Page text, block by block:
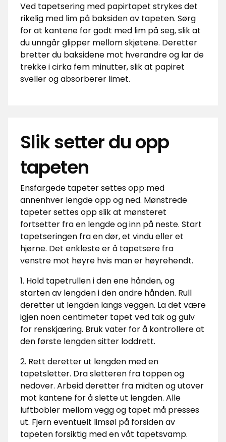
Ved tapetsering med papirtapet strykes det
rikelig med lim på baksiden av tapeten. Sørg
for at kantene for godt med lim på seg, slik at
du unngår glipper mellom skjøtene. Deretter
bretter du baksidene mot hverandre og lar de
trekke i cirka fem minutter, slik at papiret
sveller og absorberer limet.
Slik setter du opp
tapeten
Ensfargede tapeter settes opp med
annenhver lengde opp og ned. Mønstrede
tapeter settes opp slik at mønsteret
fortsetter fra en lengde og inn på neste. Start
tapetseringen fra en dør, et vindu eller et
hjørne. Det enkleste er å tapetsere fra
venstre mot høyre hvis man er høyrehendt.
1. Hold tapetrullen i den ene hånden, og
starten av lengden i den andre hånden. Rull
deretter ut lengden langs veggen. La det være
igjen noen centimeter tapet ved tak og gulv
for renskjæring. Bruk vater for å kontrollere at
den første lengden sitter loddrett.
2. Rett deretter ut lengden med en
tapetsletter. Dra sletteren fra toppen og
nedover. Arbeid deretter fra midten og utover
mot kantene for å slette ut lengden. Alle
luftbobler mellom vegg og tapet må presses
ut. Fjern eventuelt limsøl på forsiden av
tapeten forsiktig med en våt tapetsvamp.